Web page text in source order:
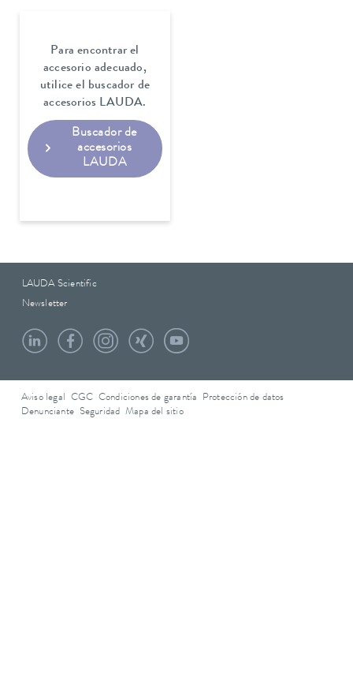
Para encontrar el
accesorio adecuado,
utilice el buscador de
accesorios LAUDA.
Buscador de
accesorios
LAUDA
LAUDA Scientific
Newsletter
Aviso legal CGC Condiciones de garantía
Protección de datos
Denunciante Seguridad Mapa del sitio